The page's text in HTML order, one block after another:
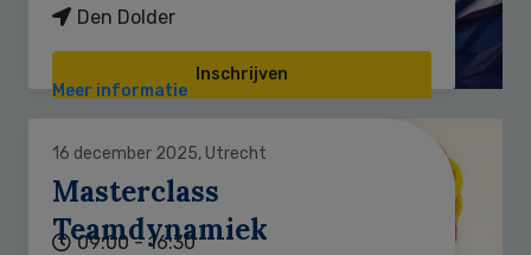
Den Dolder
Inschrijven
Meer informatie
16 december 2025, Utrecht
Masterclass
Teamdynamiek
09:00 - 16:30